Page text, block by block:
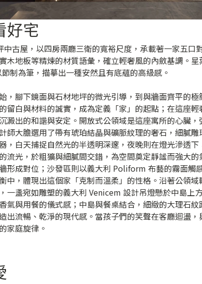
好宅
中古屋，以四房兩廳三衛的寬裕尺度，承載著一家五口
木地板等精煉的材質語彙，確立輕奢風的內斂基調。
制為筆，描摹出一種安然且有底蘊的高級感。
，腳下鏡面與石材地坪的微光引導，到與牆面齊平的
留白與材料的誠實，成為定義「家」的起點；在這座
澱出的和諧與安定。開放式公領域是這座寓所的心臟
師大膽選用了帶有琥珀結晶與礦脈紋理的奢石，細膩
，白天捕捉自然光的半透明深邃，夜晚則在燈光滲透
流光，於粗獷與細膩間交錯，為空間奠定靜謐而強大
形成對位；沙發區則以義大利 Poliform 布藝的霧面觸
中，體現出這個家「克制而溫柔」的性格。沿著公領
一盞宛如雕塑的義大利 Venicem 設計吊燈懸於中島上
氣與用餐的儀式感；中島與餐桌結合，細緻的大理石
出流暢、乾淨的現代感。當孩子們的笑聲在客廳迴盪
家庭旋律。